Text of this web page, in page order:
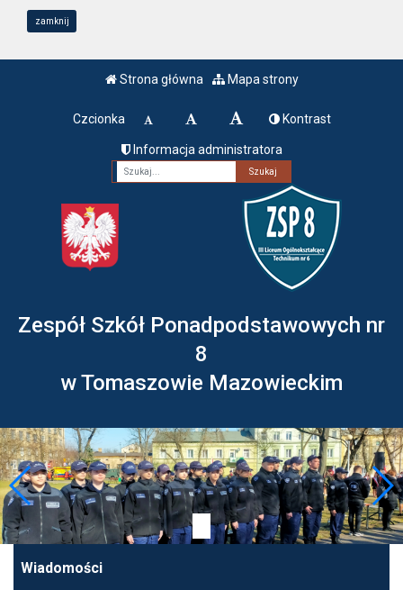
zamknij
Strona główna Mapa strony
Czcionka Kontrast
Informacja administratora
Fraza
Zespół Szkół Ponadpodstawowych nr
8
w Tomaszowie Mazowieckim
Wiadomości